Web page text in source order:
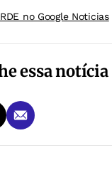
no Google Noticias
essa notícia